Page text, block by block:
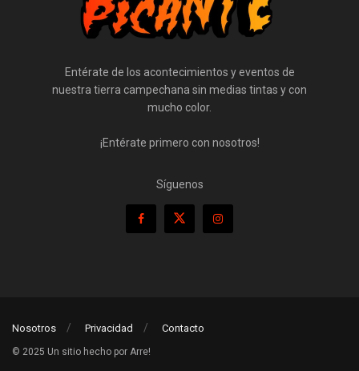
Entérate de los acontecimientos y eventos de
nuestra tierra campechana sin medias tintas y con
mucho color.
¡Entérate primero con nosotros!
Síguenos
Nosotros Privacidad Contacto
© 2025 Un sitio hecho por Arre!